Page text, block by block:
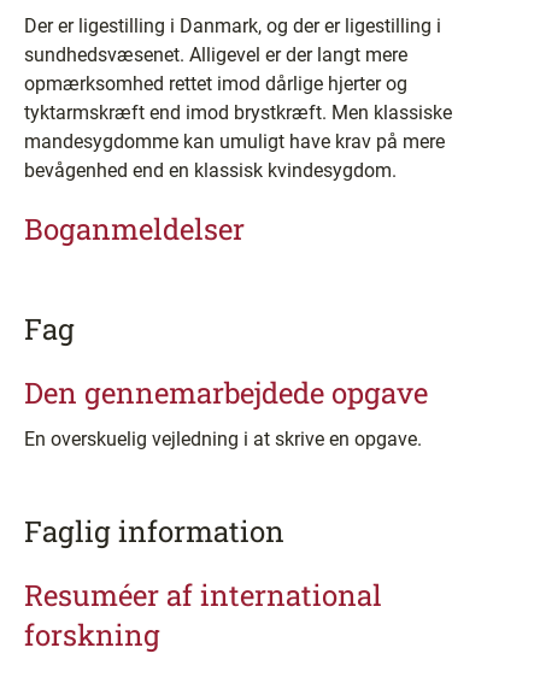
Der er ligestilling i Danmark, og der er ligestilling i
sundhedsvæsenet. Alligevel er der langt mere
opmærksomhed rettet imod dårlige hjerter og
tyktarmskræft end imod brystkræft. Men klassiske
mandesygdomme kan umuligt have krav på mere
bevågenhed end en klassisk kvindesygdom.
Boganmeldelser
Fag
Den gennemarbejdede opgave
En overskuelig vejledning i at skrive en opgave.
Faglig information
Resuméer af international
forskning